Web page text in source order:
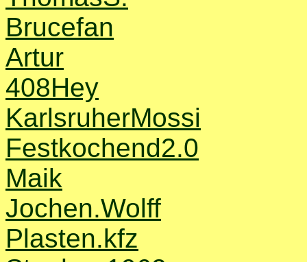
Brucefan
Artur
408Hey
KarlsruherMossi
Festkochend2.0
Maik
Jochen.Wolff
Plasten.kfz